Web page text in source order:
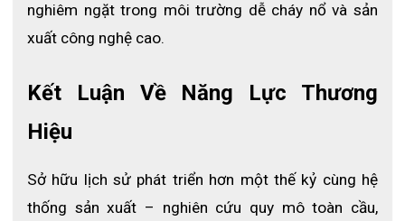
nghiêm ngặt trong môi trường dễ cháy nổ và sản
xuất công nghệ cao.
Kết Luận Về Năng Lực Thương
Hiệu
Sở hữu lịch sử phát triển hơn một thế kỷ cùng hệ
thống sản xuất – nghiên cứu quy mô toàn cầu,